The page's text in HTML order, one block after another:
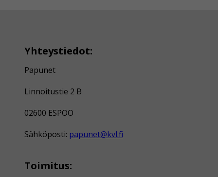
Yhteystiedot:
Papunet
Linnoitustie 2 B
02600 ESPOO
Sähköposti: papunet@kvl.fi
Toimitus: